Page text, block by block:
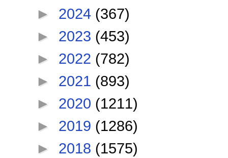
► 2024 (367)
► 2023 (453)
► 2022 (782)
► 2021 (893)
► 2020 (1211)
► 2019 (1286)
► 2018 (1575)